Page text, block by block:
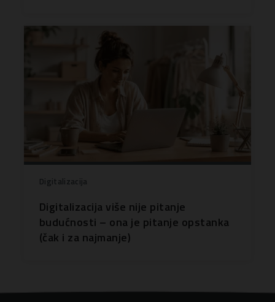
Digitalizacija
Digitalizacija više nije pitanje
budućnosti – ona je pitanje opstanka
(čak i za najmanje)